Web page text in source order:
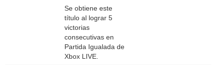
Se obtiene este
título al lograr 5
victorias
consecutivas en
Partida Igualada de
Xbox LIVE.